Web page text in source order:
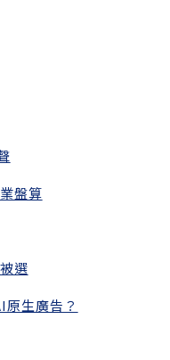
盤算
選
生廣告？